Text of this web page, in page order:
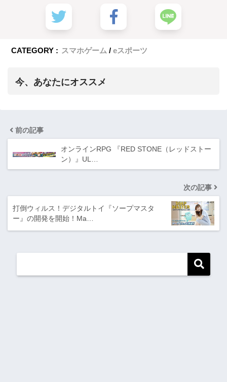
CATEGORY : スマホゲーム eスポーツ
今、あなたにオススメ
前の記事
オンラインRPG 『RED STONE（レッドストー
ン）』UL…
次の記事
打倒ウィルス！デジタルトイ『ソープマスタ
ー』の開発を開始！Ma…